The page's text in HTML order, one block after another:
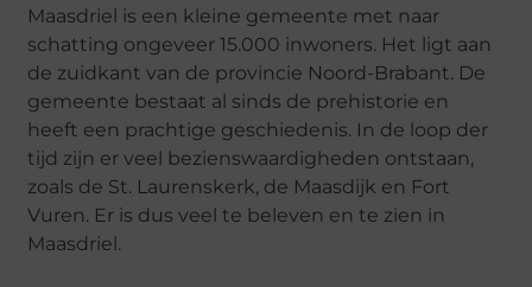
Maasdriel is een kleine gemeente met naar
schatting ongeveer 15.000 inwoners. Het ligt aan
de zuidkant van de provincie Noord-Brabant. De
gemeente bestaat al sinds de prehistorie en
heeft een prachtige geschiedenis. In de loop der
tijd zijn er veel bezienswaardigheden ontstaan,
zoals de St. Laurenskerk, de Maasdijk en Fort
Vuren. Er is dus veel te beleven en te zien in
Maasdriel.